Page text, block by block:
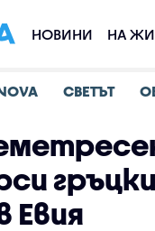
НОВИНИ НА
СВЕТЪТ
Евия